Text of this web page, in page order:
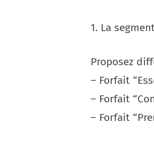
1. La
Proposez
– Forfait
– Forfait
– Forfait